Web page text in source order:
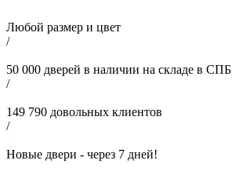
Любой размер и цвет
/
50 000 дверей в наличии на складе в СПБ
/
149 790 довольных клиентов
/
Новые двери - через 7 дней!